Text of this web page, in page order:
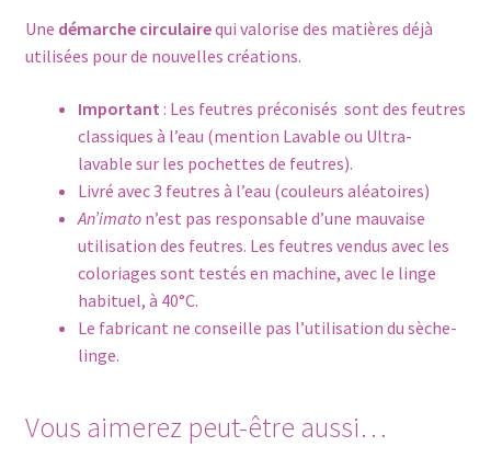
Une démarche circulairequi valorise des matières déjà
utilisées pour de nouvelles créations.
Important : Les feutres préconisés sont des feutres
classiques à l’eau (mention Lavable ou Ultra-
lavable sur les pochettes de feutres).
Livré avec 3 feutres à l’eau (couleurs aléatoires)
An’imaton’est pas responsable d’une mauvaise
utilisation des feutres. Les feutres vendus avec les
coloriages sont testés en machine, avec le linge
habituel, à 40°C.
Le fabricant ne conseille pas l’utilisation du sèche-
linge.
Vous aimerez peut-être aussi…